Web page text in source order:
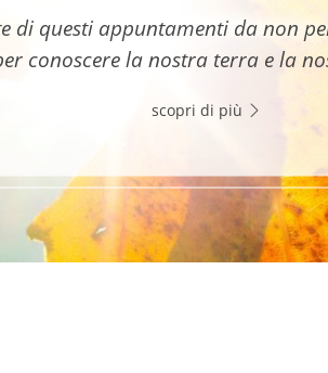
di questi appuntamenti da non
conoscere la nostra terra e la
scopri di più